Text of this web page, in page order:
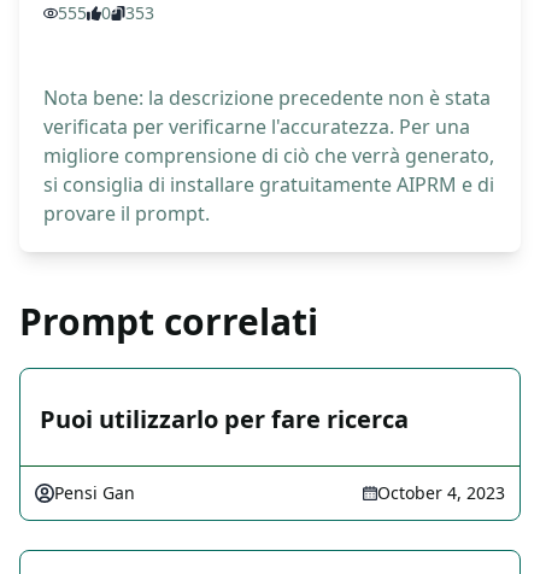
555 0 353
Nota bene: la descrizione precedente non è stata
verificata per verificarne l'accuratezza. Per una
migliore comprensione di ciò che verrà generato,
si consiglia di installare gratuitamente AIPRM e di
provare il prompt.
Prompt correlati
Puoi utilizzarlo per fare ricerca
Pensi Gan October 4, 2023